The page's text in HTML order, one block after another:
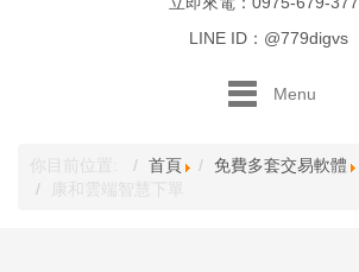
LINE ID：@779digvs
Menu
你目前位置: 首頁
免費多套交易軟體
康和雲端智慧下單